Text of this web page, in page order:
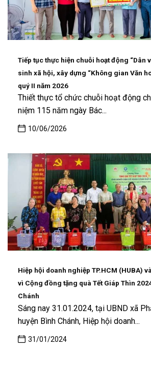
Tiếp tục thực hiện chuỗi hoạt động “Dân
sinh xã hội, xây dựng “Không gian Văn
quý II năm 2026
10/06/2026
Thiết thực tổ chức chuỗi hoạt động
niệm 115 năm ngày Bác...
Hiệp hội doanh nghiệp TP.HCM (HUBA)
vì Cộng đồng tặng quà Tết Giáp Thìn
Chánh
31/01/2024
Sáng nay 31.01.2024, tại UBND xã
huyện Bình Chánh, Hiệp hội doanh...